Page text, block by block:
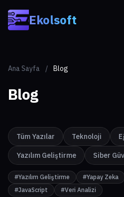
Ekolsoft
Ana Sayfa / Blog
Blog
Tüm Yazılar Teknoloji
Yazılım Geliştirme Siber
#Yazılım Geliştirme #Yapay Zeka
#JavaScript
#Veri Analizi